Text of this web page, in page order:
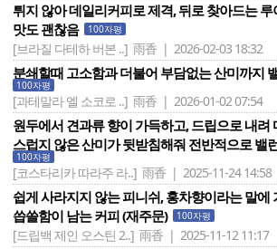
튀지 않아 데일리커피로 제격, 뒤로 찾아드는
맛도 괜찮음
100자평
[브라질 다테하 버본 ..] 雨香 | 2026-02-03 18:32
분쇄할때 고소함과 더불어 부담없는 산미까지
100자평
[과테말라 엘 소코로 ..] 雨香 | 2026-01-02 07:54
원두에서 견과류 향이 가득하고, 드립으로 내려
스럽지 않은 산미가 뒷받침해줘 전반적으로 밸
100자평
[코스타리카 따라주 라..] 雨香 | 2025-11-24 14:58
쉽게 사라지지 않는 피니쉬, 홍차향이라는 말에
씁쓸함이 남는 커피 (재주문)
100자평
[드립백 제인 오스틴 2..] 雨香 | 2025-11-12 11:17